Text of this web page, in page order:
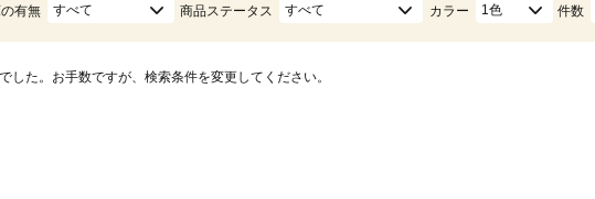
有無 すべて 商品ステータス すべて カラー 1色 件数
した。お手数ですが、検索条件を変更してください。